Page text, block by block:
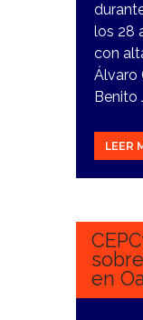
los 28
con
Álvaro
Benito
LEER
26
en